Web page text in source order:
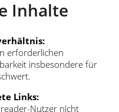
Inhalte
erforderlichen
insbesondere für
Links:
Nutzer nicht